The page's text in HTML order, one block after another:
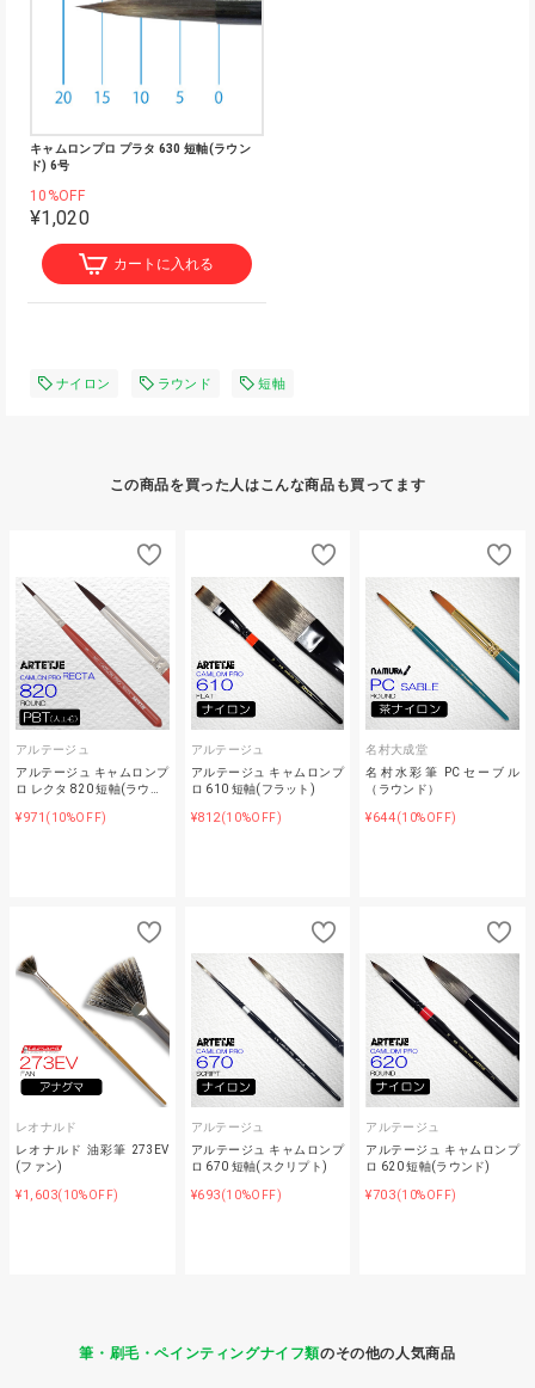
キャムロンプロ プラタ 630 短軸(ラウン
ド) 6号
10%OFF
¥1,020
カートに入れる
ナイロン ラウンド 短軸
この商品を買った人はこんな商品も買ってます
アルテージュ
アルテージュ キャムロンプ
ロ レクタ 820 短軸(ラウ…
¥971 (10%OFF)
アルテージュ
アルテージュ キャムロンプ
ロ 610 短軸(フラット)
¥812(10%OFF)
名村大成堂
名村水彩筆 PCセーブル
（ラウンド）
¥644(10%OFF)
レオナルド
レオナルド 油彩筆 273EV
(ファン)
¥1,603(10%OFF)
アルテージュ
アルテージュ キャムロンプ
ロ 670 短軸(スクリプト)
¥693(10%OFF)
アルテージュ
アルテージュ キャムロンプ
ロ 620 短軸(ラウンド)
¥703(10%OFF)
筆・刷毛・ペインティングナイフ類のその他の人気商品